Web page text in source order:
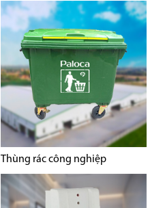
Thùng rác công nghiệp